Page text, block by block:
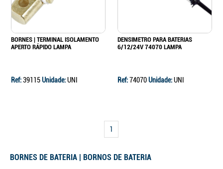
BORNES | TERMINAL ISOLAMENTO
APERTO RÁPIDO LAMPA
Ref:39115Unidade:UNI
DENSIMETRO PARA BATERIAS
6/12/24V 74070 LAMPA
Ref:74070Unidade:UNI
1
BORNES DE BATERIA | BORNOS DE BATERIA